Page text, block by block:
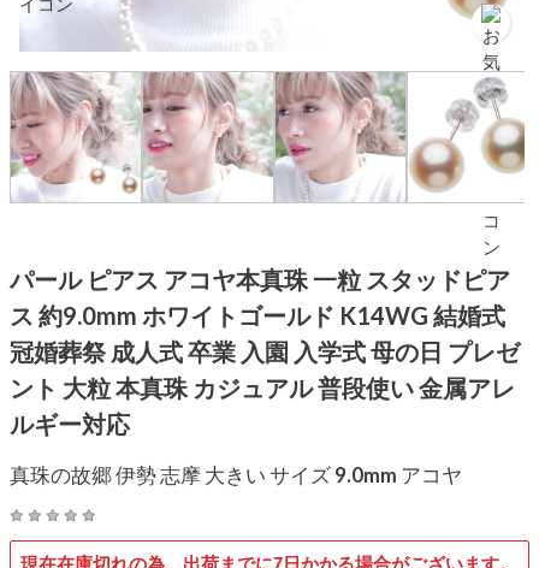
パール ピアス アコヤ本真珠 一粒 スタッドピア
ス 約9.0mm ホワイトゴールド K14WG 結婚式
冠婚葬祭 成人式 卒業 入園 入学式 母の日 プレゼ
ント 大粒 本真珠 カジュアル 普段使い 金属アレ
ルギー対応
真珠の故郷 伊勢 志摩 大きい サイズ 9.0mm アコヤ
現在在庫切れの為、出荷までに7日かかる場合がございます。